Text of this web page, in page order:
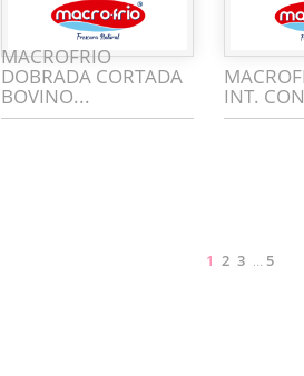
MACROFRIO
DOBRADA CORTADA
BOVINO... INT.
123 … 5